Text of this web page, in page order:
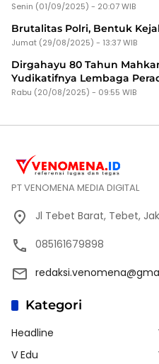
Senin (01/09/2025) - 20:07 WIB
Brutalitas Polri, Bentuk
Jumat (29/08/2025) - 13:37 WIB
Dirgahayu 80 Tahun
Yudikatifnya Lembaga
Rabu (20/08/2025) - 09:55 WIB
PT VENOMENA MEDIA DIGITAL
Jl Tebet Barat, Tebet,
085161679898
Kategori
Headline
V Edu